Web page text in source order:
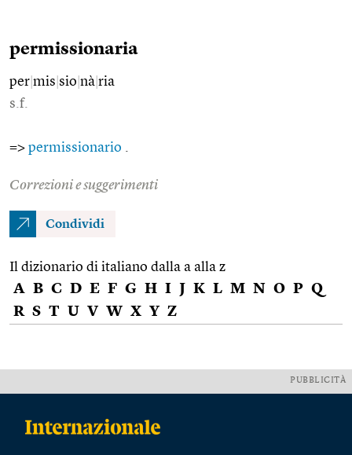
permissionaria
per mis sio nà ria
s.f.
=> permissionario
Correzioni e suggerimenti
Condividi
Il dizionario di italiano dalla a alla z
A B C D E F G H I J K L M N O P Q
R S T U V W X Y Z
PUBBLICITÀ